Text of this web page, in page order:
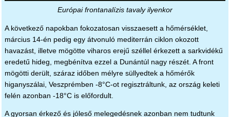
Európai frontanalízis tavaly ilyenkor
A következő napokban fokozatosan visszaesett a hőmérséklet,
március 14-én pedig egy átvonuló mediterrán ciklon okozott
havazást, illetve mögötte viharos erejű széllel érkezett a sarkvidékű
eredetű hideg, megbénítva ezzel a Dunántúl nagy részét. A front
mögötti derült, száraz időben mélyre süllyedtek a hőmérők
higanyszálai, Veszprémben -8°C-ot regisztráltunk, az ország keleti
felén azonban -18°C is előfordult.
A gyorsan érkező és jóleső melegedésnek azonban nem tudtunk